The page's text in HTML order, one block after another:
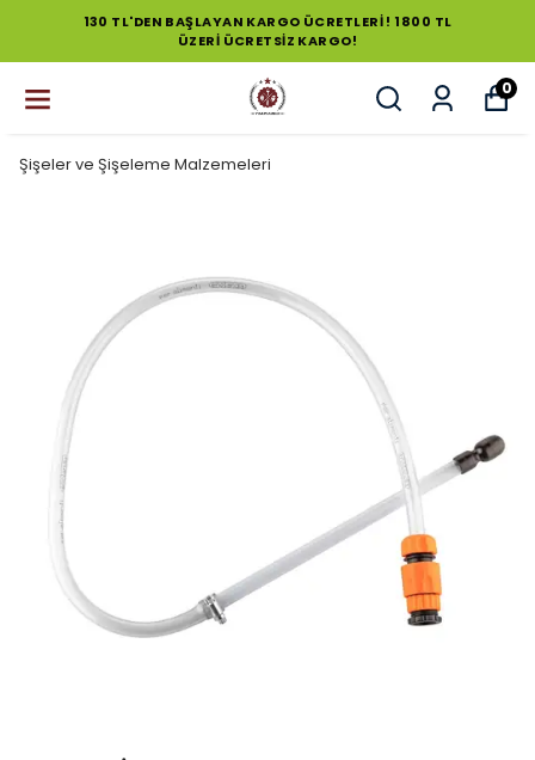
130 TL'DEN BAŞLAYAN KARGO ÜCRETLERİ ! 1800 TL
ÜZERİ ÜCRETSİZ KARGO!
0
Şişeler ve Şişeleme Malzemeleri